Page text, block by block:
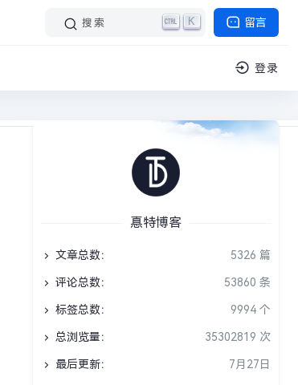
留言
搜索 K
登录
惪特博客
文章总数： 5326 篇
评论总数： 53860 条
标签总数： 9994 个
总浏览量： 35302819 次
最后更新： 7月27日